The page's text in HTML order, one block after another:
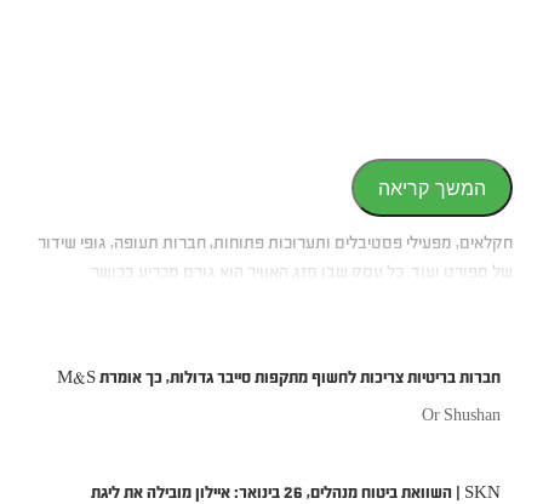
המשך קריאה
חקלאים, מפעילי פסטיבלים ותערוכות פתוחות, חברות תעופה, גופי שידור
של ספורט ועוד. כל עסק שבו מזג האוויר הוא גורם מכריע בכושר
חברות בריטיות צריכות לחשוף מתקפות סייבר גדולות, כך אומרת M&S
Or Shushan
SKN | השוואת ביטוח מנהלים, 26 בינואר: איילון מובילה את ליגת